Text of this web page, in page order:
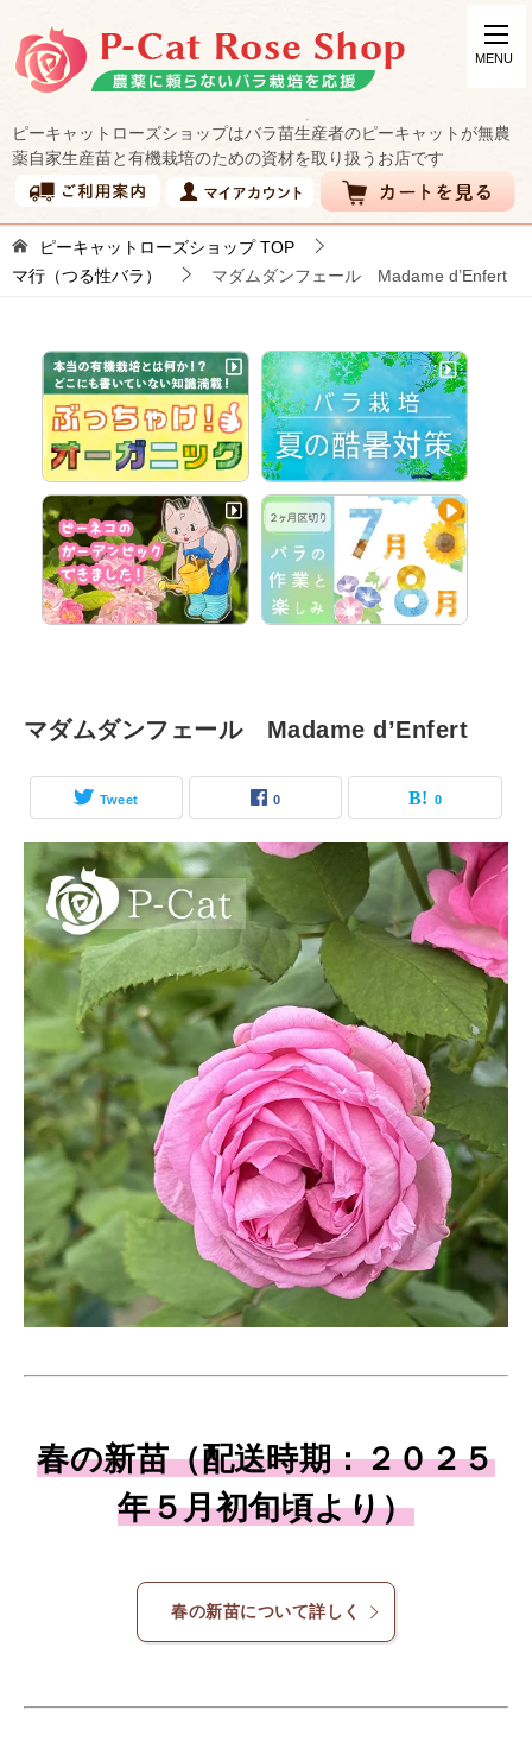
ピーキャットローズショップはバラ苗生産者のピーキャットが無農
薬自家生産苗と有機栽培のための資材を取り扱うお店です
ピーキャットローズショップTOP
マ行（つる性バラ）
マダムダンフェール Madame d’Enfert
マダムダンフェール Madame d’Enfert
Tweet 0 0
春の新苗（配送時期：２０２５
年５月初旬頃より）
春の新苗について詳しく